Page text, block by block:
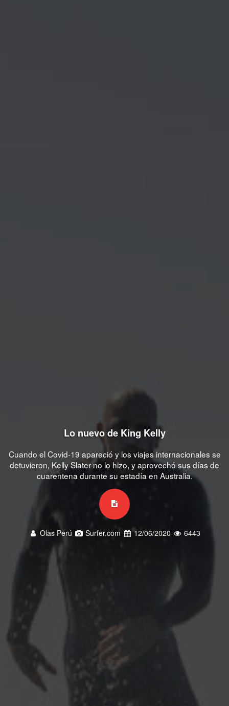
Lo nuevo de King Kelly
Cuando el Covid-19 apareció y los viajes internacionales se
detuvieron, Kelly Slater no lo hizo, y aprovechó sus días de
cuarentena durante su estadía en Australia.
Olas Perú Surfer.com 12/06/2020 6443